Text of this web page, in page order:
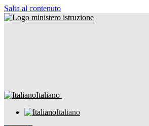
Salta al contenuto
Italiano
Italiano